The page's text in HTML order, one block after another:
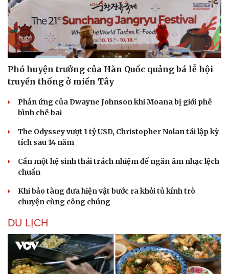
Phó huyện trưởng của Hàn Quốc quảng bá lễ hội
truyền thống ở miền Tây
Phản ứng của Dwayne Johnson khi Moana bị giới phê
bình chê bai
The Odyssey vượt 1 tỷ USD, Christopher Nolan tái lập kỳ
tích sau 14 năm
Cần một hệ sinh thái trách nhiệm để ngăn âm nhạc lệch
chuẩn
Khi bảo tàng đưa hiện vật bước ra khỏi tủ kính trò
chuyện cùng công chúng
DU LỊCH